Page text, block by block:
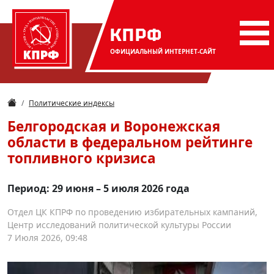
КПРФ
ОФИЦИАЛЬНЫЙ ИНТЕРНЕТ-САЙТ
Политические индексы
Белгородская и Воронежская
области в федеральном рейтинге
топливного кризиса
Период: 29 июня – 5 июля 2026 года
Отдел ЦК КПРФ по проведению избирательных кампаний,
Центр исследований политической культуры России
7 Июля 2026, 09:48